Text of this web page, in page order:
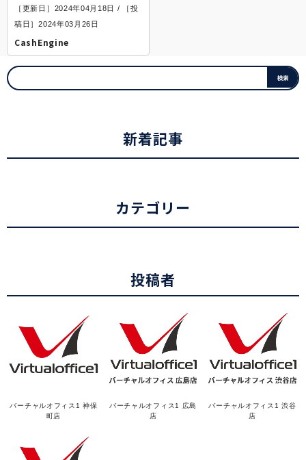
［更新日］2024年04月18日 / ［投
稿日］2024年03月26日
CashEngine
新着記事
カテゴリー
投稿者
バーチャルオフィス1 神保
町店
バーチャルオフィス1 広島
店
バーチャルオフィス1 渋谷
店